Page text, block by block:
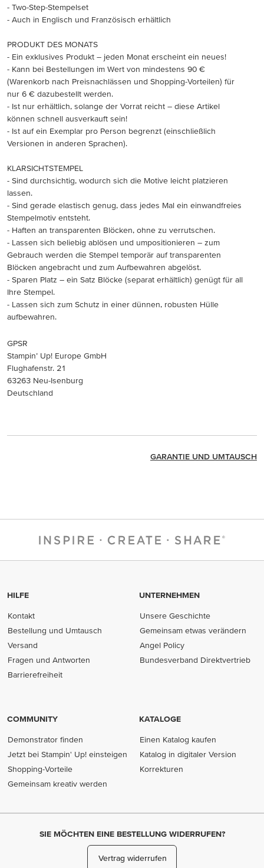
- Two-Step-Stempelset
- Auch in Englisch und Französisch erhältlich
PRODUKT DES MONATS
- Ein exklusives Produkt – jeden Monat erscheint ein neues!
- Kann bei Bestellungen im Wert von mindestens 90 €
(Warenkorb nach Preisnachlässen und Shopping-Vorteilen) für
nur 6 € dazubestellt werden.
- Ist nur erhältlich, solange der Vorrat reicht – diese Artikel
können schnell ausverkauft sein!
- Ist auf ein Exemplar pro Person begrenzt (einschließlich
Versionen in anderen Sprachen).
KLARSICHTSTEMPEL
- Sind durchsichtig, wodurch sich die Motive leicht platzieren
lassen.
- Sind gerade elastisch genug, dass jedes Mal ein einwandfreies
Stempelmotiv entsteht.
- Haften an transparenten Blöcken, ohne zu verrutschen.
- Lassen sich beliebig ablösen und umpositionieren – zum
Gebrauch werden die Stempel temporär auf transparenten
Blöcken angebracht und zum Aufbewahren abgelöst.
- Sparen Platz – ein Satz Blöcke (separat erhältlich) genügt für all
Ihre Stempel.
- Lassen sich zum Schutz in einer dünnen, robusten Hülle
aufbewahren.
GPSR
Stampin’ Up! Europe GmbH
Flughafenstr. 21
63263 Neu-Isenburg
Deutschland
GARANTIE UND UMTAUSCH
HILFE
Kontakt
Bestellung und Umtausch
Versand
Fragen und Antworten
Barrierefreiheit
UNTERNEHMEN
Unsere Geschichte
Gemeinsam etwas verändern
Angel Policy
Bundesverband Direktvertrieb
COMMUNITY
Demonstrator finden
Jetzt bei Stampin' Up! einsteigen
Shopping-Vorteile
Gemeinsam kreativ werden
KATALOGE
Einen Katalog kaufen
Katalog in digitaler Version
Korrekturen
SIE MÖCHTEN EINE BESTELLUNG WIDERRUFEN?
Vertrag widerrufen